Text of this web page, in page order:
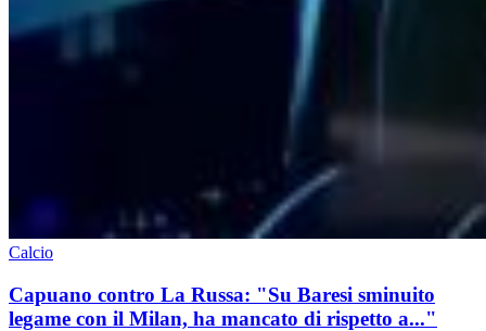
Calcio
Capuano contro La Russa: "Su Baresi sminuito
legame con il Milan, ha mancato di rispetto a..."